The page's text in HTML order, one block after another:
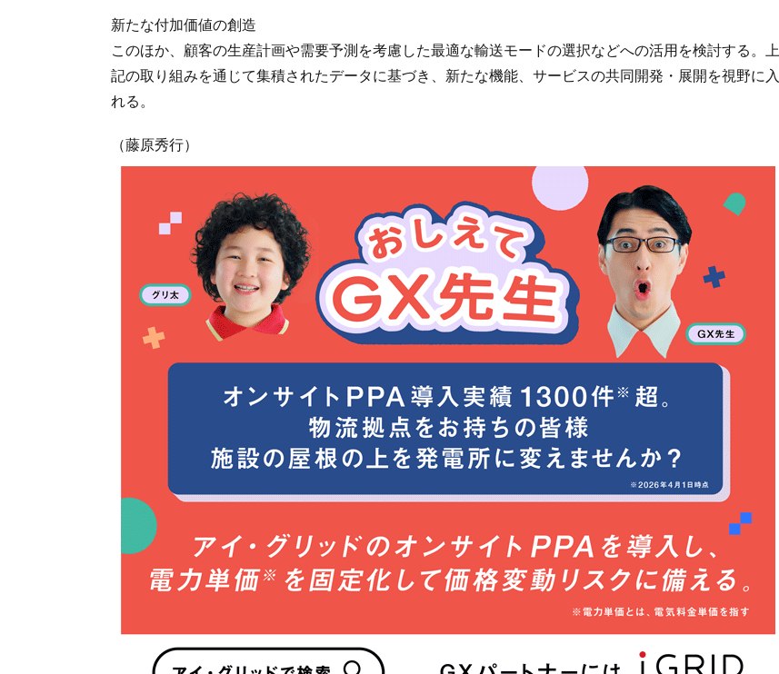
新たな付加価値の創造
このほか、顧客の生産計画や需要予測を考慮した最適な輸送モードの選択などへの活用を検討する。上
記の取り組みを通じて集積されたデータに基づき、新たな機能、サービスの共同開発・展開を視野に入
れる。
（藤原秀行）